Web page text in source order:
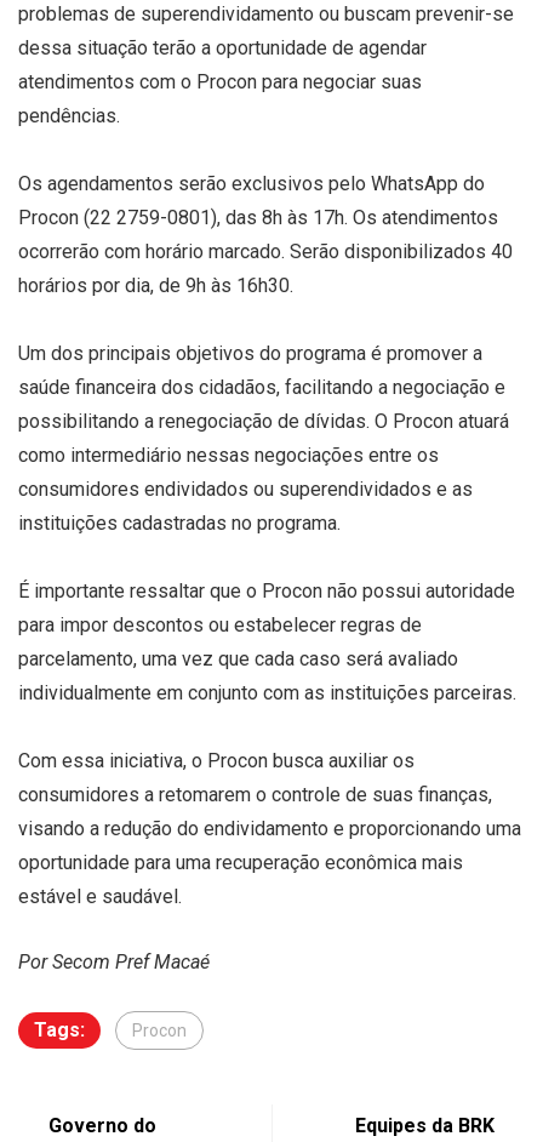
problemas de superendividamento ou buscam prevenir-se
dessa situação terão a oportunidade de agendar
atendimentos com o Procon para negociar suas
pendências.
Os agendamentos serão exclusivos pelo WhatsApp do
Procon (22 2759-0801), das 8h às 17h. Os atendimentos
ocorrerão com horário marcado. Serão disponibilizados 40
horários por dia, de 9h às 16h30.
Um dos principais objetivos do programa é promover a
saúde financeira dos cidadãos, facilitando a negociação e
possibilitando a renegociação de dívidas. O Procon atuará
como intermediário nessas negociações entre os
consumidores endividados ou superendividados e as
instituições cadastradas no programa.
É importante ressaltar que o Procon não possui autoridade
para impor descontos ou estabelecer regras de
parcelamento, uma vez que cada caso será avaliado
individualmente em conjunto com as instituições parceiras.
Com essa iniciativa, o Procon busca auxiliar os
consumidores a retomarem o controle de suas finanças,
visando a redução do endividamento e proporcionando uma
oportunidade para uma recuperação econômica mais
estável e saudável.
Por Secom Pref Macaé
Tags: Procon
Governo do
Equipes da BRK